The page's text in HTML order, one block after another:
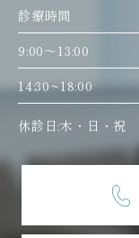
診療時間
9:00〜13:00
14:30~18:00
休診日:木・日・祝